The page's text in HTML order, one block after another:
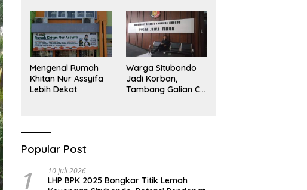
Mengenal Rumah
Khitan Nur Assyifa
Lebih Dekat
Warga Situbondo
Jadi Korban,
Tambang Galian C
Popular Post
1 10 Juli 2026
LHP BPK 2025 Bongkar Titik Lemah